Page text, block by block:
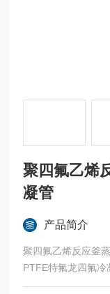
聚四氟乙烯
凝管
产品简介
聚四氟乙烯反应釜
PTFE特氟龙四氟冷
本装置主要用于钒